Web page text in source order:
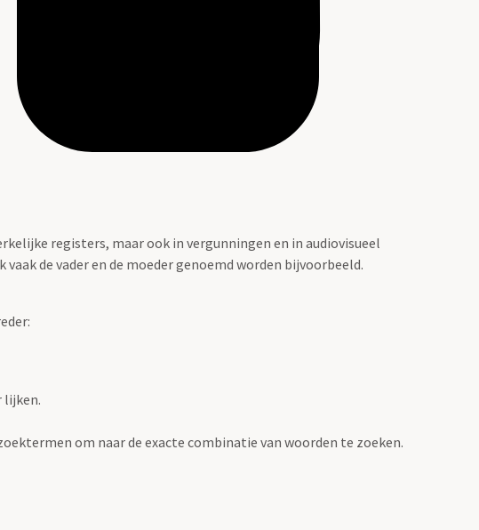
registers, maar ook in vergunningen en in audiovisueel
de vader en de moeder genoemd worden bijvoorbeeld.
lijken.
om naar de exacte combinatie van woorden te zoeken.